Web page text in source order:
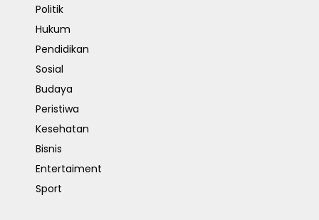
Politik
Hukum
Pendidikan
Sosial
Budaya
Peristiwa
Kesehatan
Bisnis
Entertaiment
Sport